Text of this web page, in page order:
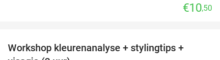
€10,50
Workshop kleurenanalyse + stylingtips +